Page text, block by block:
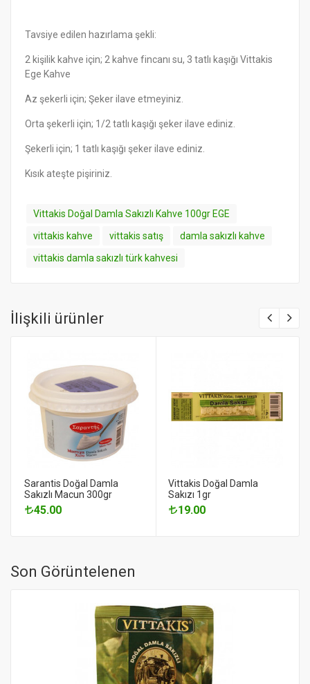
Tavsiye edilen hazırlama şekli:
2 kişilik kahve için; 2 kahve fincanı su, 3 tatlı kaşığı Vittakis
Ege Kahve
Az şekerli için; Şeker ilave etmeyiniz.
Orta şekerli için; 1/2 tatlı kaşığı şeker ilave ediniz.
Şekerli için; 1 tatlı kaşığı şeker ilave ediniz.
Kısık ateşte pişiriniz.
Vittakis Doğal Damla Sakızlı Kahve 100gr EGE
vittakis kahve
vittakis satış
damla sakızlı kahve
vittakis damla sakızlı türk kahvesi
İlişkili ürünler
Sarantis Doğal Damla
Sakızlı Macun 300gr
45.00
Vittakis Doğal Damla
Sakızı 1gr
19.00
Son Görüntelenen